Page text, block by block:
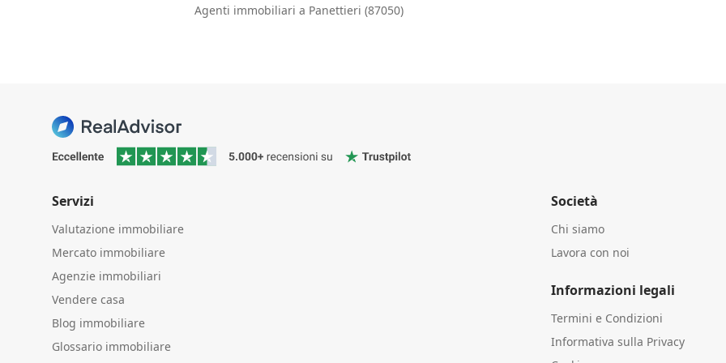
Agenti immobiliari a Panettieri (87050)
Servizi
Valutazione immobiliare
Mercato immobiliare
Agenzie immobiliari
Vendere casa
Blog immobiliare
Glossario immobiliare
Società
Chi siamo
Lavora con noi
Informazioni legali
Termini e Condizioni
Informativa sulla Privacy